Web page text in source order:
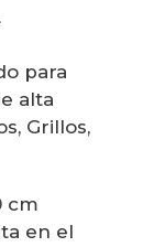
para
alta
Grillos,
cm
en el